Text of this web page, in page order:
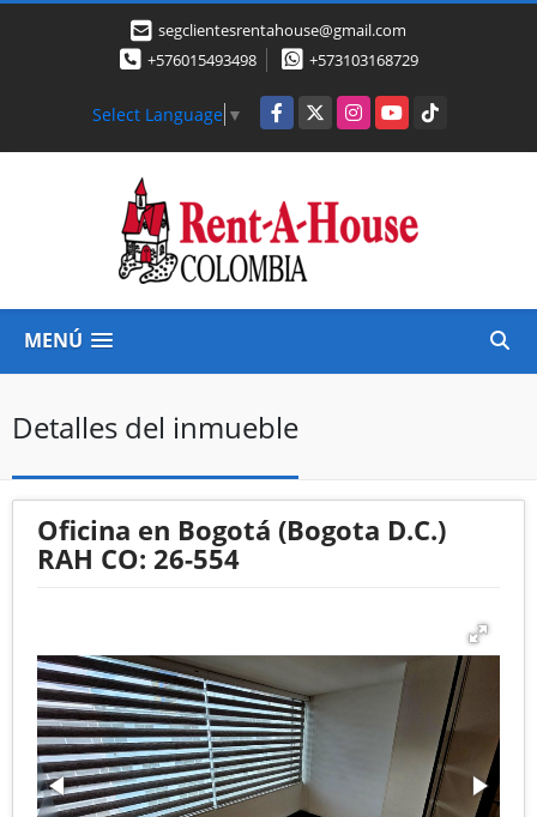
segclientesrentahouse@gmail.com
+576015493498
+573103168729
Select Language ▼ Facebook
X InstagramYouTubeTikTok
MENÚ
Detalles del inmueble
Oficina en Bogotá (Bogota D.C.)
RAH CO: 26-554